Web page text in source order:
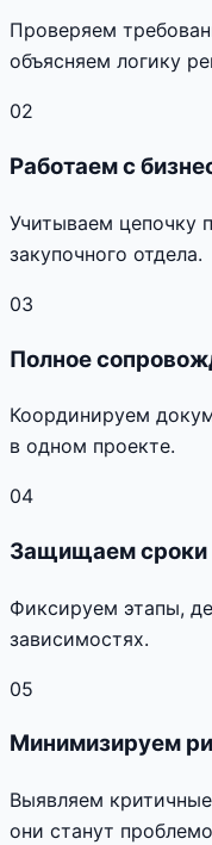
Проверяем
объясняем логику
02
Работаем с
Учитываем цепочку
закупочного отдела.
03
Полное
Координируем
в одном проекте.
04
Защищаем сроки
Фиксируем этапы,
зависимостях.
05
Минимизируем
Выявляем
они станут